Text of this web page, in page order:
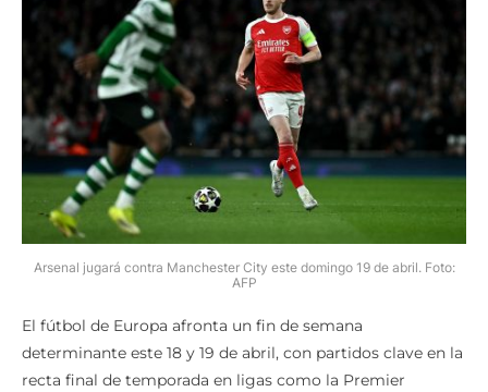
Arsenal jugará contra Manchester City este domingo 19 de abril. Foto:
AFP
El fútbol de Europa afronta un fin de semana
determinante este 18 y 19 de abril, con partidos clave en la
recta final de temporada en ligas como la Premier